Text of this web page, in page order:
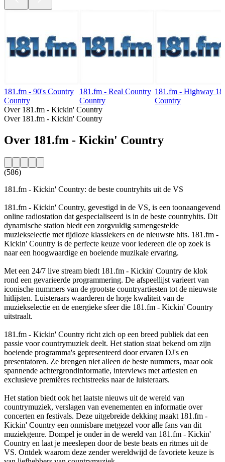
181.fm - 90's Country
Country
181.fm - Real Country
Country
181.fm - Highway
Country
Over 181.fm - Kickin' Country
Over 181.fm - Kickin' Country
Over 181.fm - Kickin' Country
(586)
181.fm - Kickin' Country: de beste countryhits uit de VS
181.fm - Kickin' Country, gevestigd in de VS, is een toonaangevend
online radiostation dat gespecialiseerd is in de beste countryhits. Dit
dynamische station biedt een zorgvuldig samengestelde
muziekselectie met tijdloze klassiekers en de nieuwste hits. 181.fm -
Kickin' Country is de perfecte keuze voor iedereen die op zoek is
naar een hoogwaardige en boeiende muzikale ervaring.
Met een 24/7 live stream biedt 181.fm - Kickin' Country de klok
rond een gevarieerde programmering. De afspeellijst varieert van
iconische nummers van de grootste countryartiesten tot de nieuwste
hitlijsten. Luisteraars waarderen de hoge kwaliteit van de
muziekselectie en de energieke sfeer die 181.fm - Kickin' Country
uitstraalt.
181.fm - Kickin' Country richt zich op een breed publiek dat een
passie voor countrymuziek deelt. Het station staat bekend om zijn
boeiende programma's gepresenteerd door ervaren DJ's en
presentatoren. Ze brengen niet alleen de beste nummers, maar ook
spannende achtergrondinformatie, interviews met artiesten en
exclusieve premières rechtstreeks naar de luisteraars.
Het station biedt ook het laatste nieuws uit de wereld van
countrymuziek, verslagen van evenementen en informatie over
concerten en festivals. Deze uitgebreide dekking maakt 181.fm -
Kickin' Country een onmisbare metgezel voor alle fans van dit
muziekgenre. Dompel je onder in de wereld van 181.fm - Kickin'
Country en laat je meeslepen door de beste beats en ritmes uit de
VS. Ontdek waarom deze zender wereldwijd de favoriete keuze is